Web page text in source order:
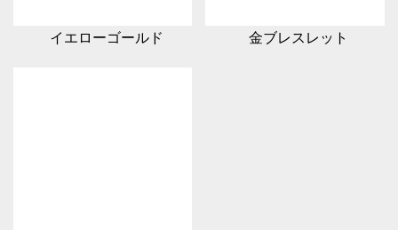
イエローゴールド 金ブレスレット